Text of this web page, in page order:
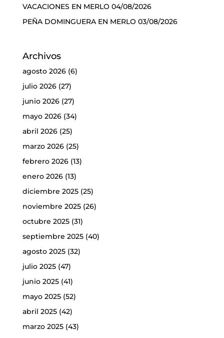
VACACIONES EN MERLO 04/08/2026
PEÑA DOMINGUERA EN MERLO 03/08/2026
Archivos
agosto 2026(6)
julio 2026(27)
junio 2026(27)
mayo 2026(34)
abril 2026(25)
marzo 2026(25)
febrero 2026(13)
enero 2026(13)
diciembre 2025(25)
noviembre 2025(26)
octubre 2025(31)
septiembre 2025(40)
agosto 2025(32)
julio 2025(47)
junio 2025(41)
mayo 2025(52)
abril 2025(42)
marzo 2025(43)